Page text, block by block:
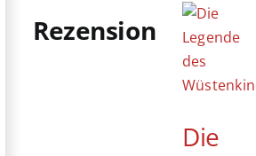
Rezension
Die